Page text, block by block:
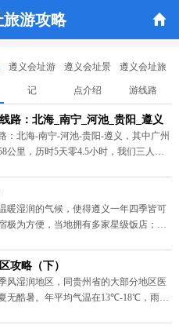
游攻略 
遵义会址游
记
遵义会址景
点介绍
遵义会址旅
游线路
路：北海_南宁_河池_贵阳_遵义
：北海-南宁-河池-贵阳-遵义，其中广州
公里，历时5天零4.5小时，我们三人一
暖湿润的气候，使得遵义一年四季皆可
极为方便，当地拥有多家星级饭店；遵
攻略（下）
风湿润地区，同贵州省的大部分地区医
无酷暑。年平均气温在13℃-18℃，雨量